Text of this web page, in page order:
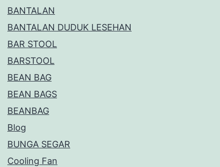
BANTALAN
BANTALAN DUDUK LESEHAN
BAR STOOL
BARSTOOL
BEAN BAG
BEAN BAGS
BEANBAG
Blog
BUNGA SEGAR
Cooling Fan